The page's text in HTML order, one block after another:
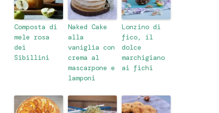
Composta di
mele rosa
dei
Sibillini
Naked Cake
alla
vaniglia con
crema al
mascarpone e
lamponi
Lonzino di
fico, il
dolce
marchigiano
ai fichi